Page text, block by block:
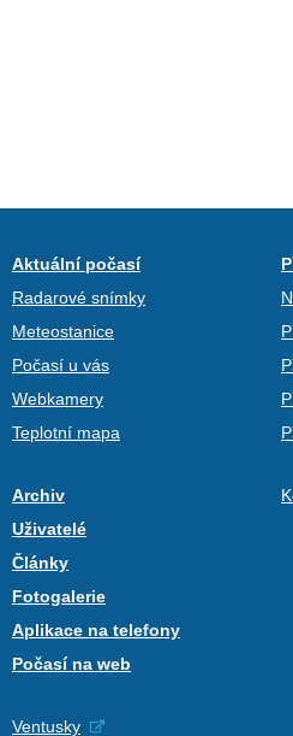
Aktuální počasí
Radarové snímky
Meteostanice
Počasí u vás
Webkamery
Teplotní mapa
Archiv
Uživatelé
Články
Fotogalerie
Aplikace na telefony
Počasí na web
Ventusky